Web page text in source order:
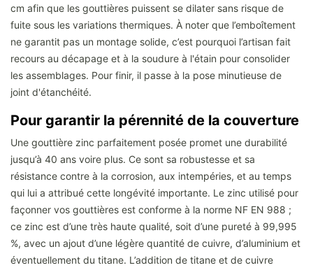
cm afin que les gouttières puissent se dilater sans risque de
fuite sous les variations thermiques. À noter que l’emboîtement
ne garantit pas un montage solide, c’est pourquoi l’artisan fait
recours au décapage et à la soudure à l'étain pour consolider
les assemblages. Pour finir, il passe à la pose minutieuse de
joint d'étanchéité.
Pour garantir la pérennité de la couverture
Une gouttière zinc parfaitement posée promet une durabilité
jusqu’à 40 ans voire plus. Ce sont sa robustesse et sa
résistance contre à la corrosion, aux intempéries, et au temps
qui lui a attribué cette longévité importante. Le zinc utilisé pour
façonner vos gouttières est conforme à la norme NF EN 988 ;
ce zinc est d’une très haute qualité, soit d’une pureté à 99,995
%, avec un ajout d’une légère quantité de cuivre, d’aluminium et
éventuellement du titane. L’addition de titane et de cuivre